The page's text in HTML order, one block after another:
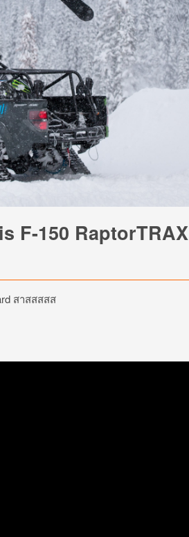
F-150 RaptorTRAX
สาสสสสส